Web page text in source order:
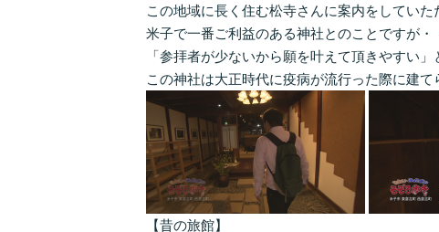
この地域に長く住む松寺さんに案内をしていた
米子で一番ご利益のある神社とのことですが・
「参拝者が少ないから願を叶えて頂きやすい」
この神社は大正時代に疫病が流行った際に建て
【昔の旅館】